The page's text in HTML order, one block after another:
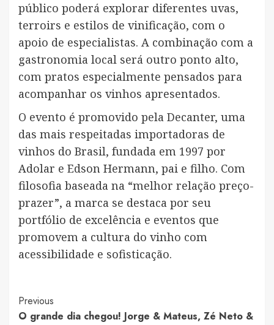
público poderá explorar diferentes uvas,
terroirs e estilos de vinificação, com o
apoio de especialistas. A combinação com a
gastronomia local será outro ponto alto,
com pratos especialmente pensados para
acompanhar os vinhos apresentados.
O evento é promovido pela Decanter, uma
das mais respeitadas importadoras de
vinhos do Brasil, fundada em 1997 por
Adolar e Edson Hermann, pai e filho. Com
filosofia baseada na “melhor relação preço-
prazer”, a marca se destaca por seu
portfólio de excelência e eventos que
promovem a cultura do vinho com
acessibilidade e sofisticação.
Post
Previous
O grande dia chegou! Jorge & Mateus, Zé Neto &